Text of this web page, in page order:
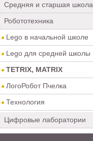
Средняя и старшая школа
Робототехника
Lego в начальной школе
Lego для средней школы
TETRIX, MATRIX
ЛогоРобот Пчелка
Технология
Цифровые лаборатории